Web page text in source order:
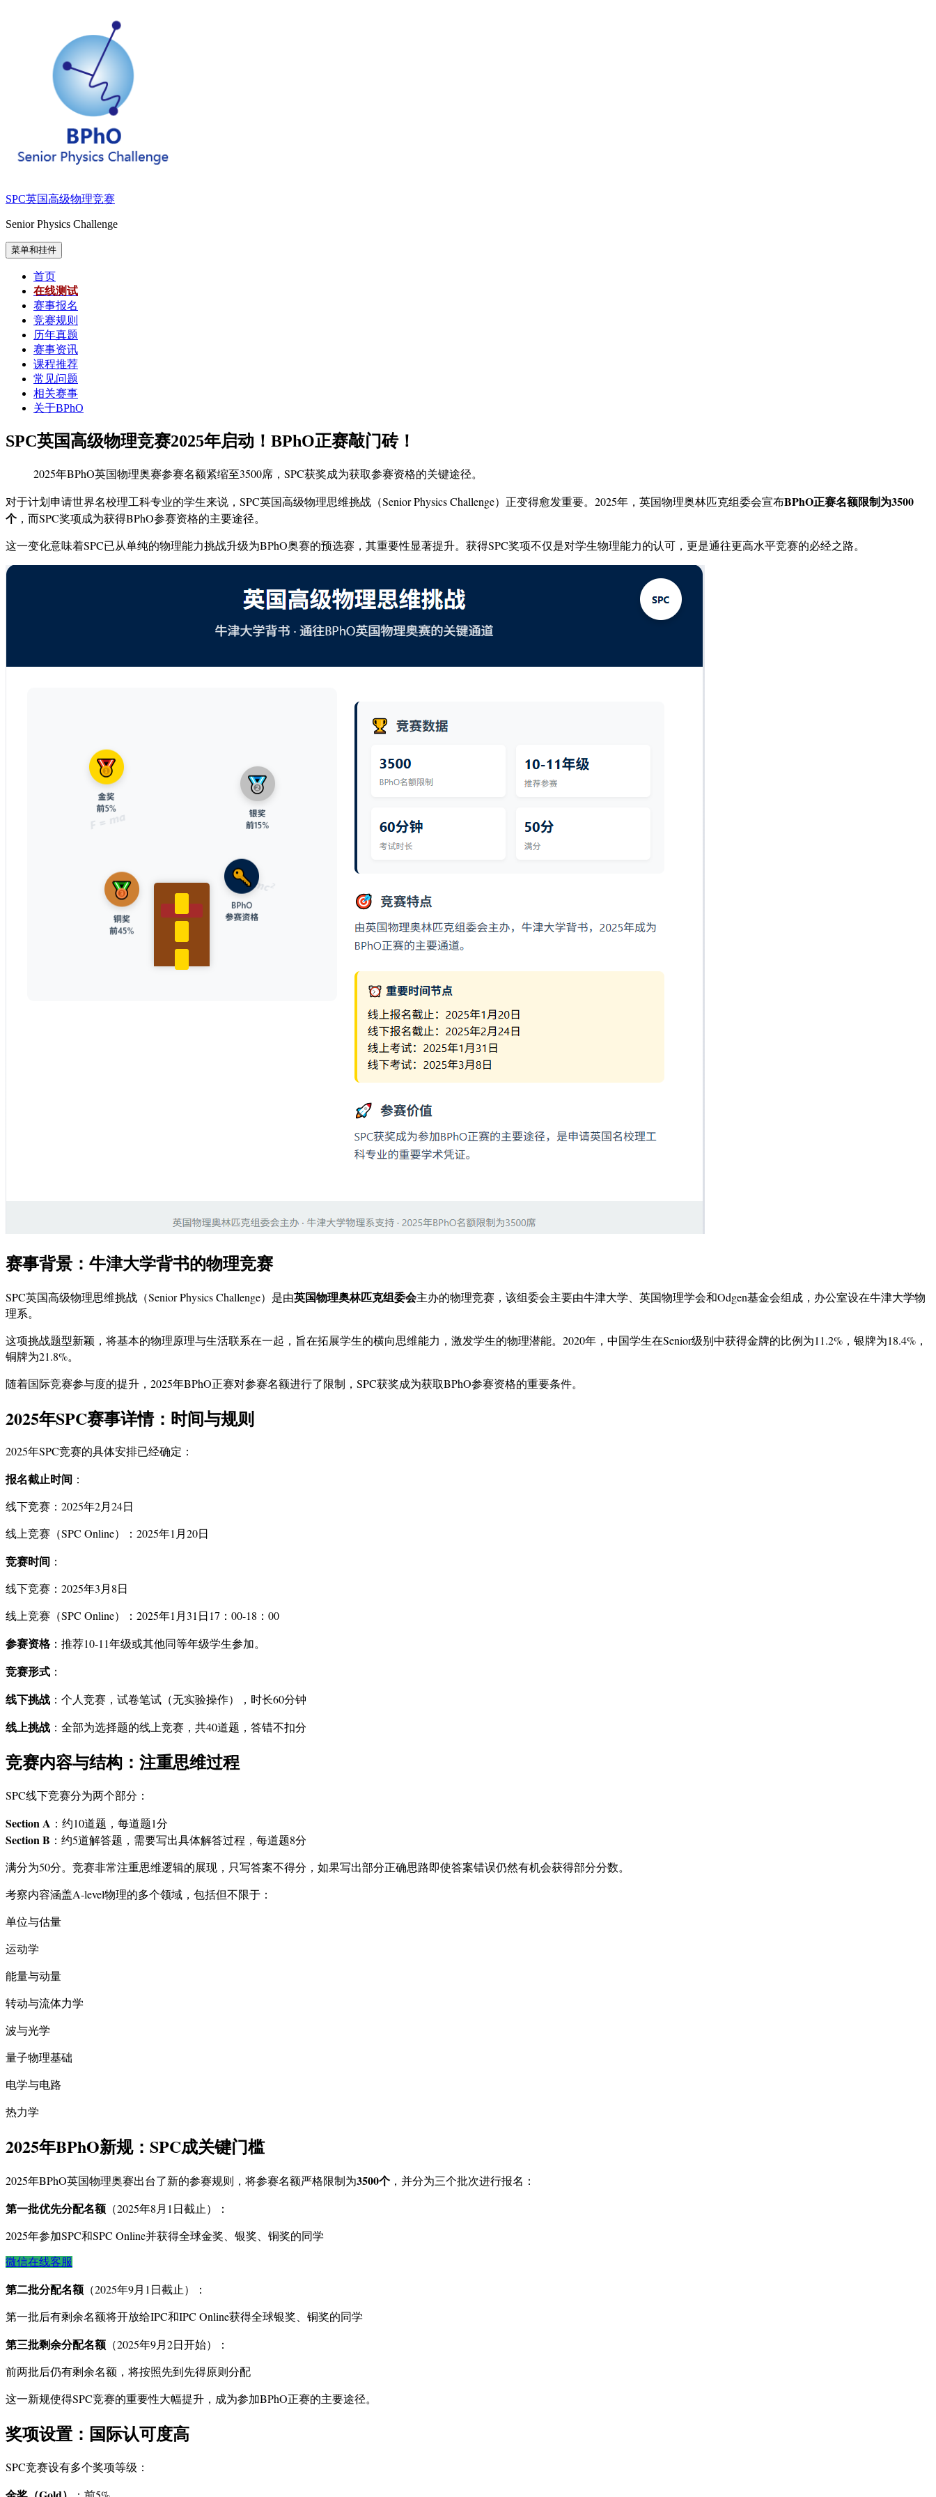
SPC英国高级物理竞赛
Senior Physics Challenge
菜单和挂件
首页
在线测试
赛事报名
竞赛规则
历年真题
赛事资讯
课程推荐
常见问题
相关赛事
关于BPhO
SPC英国高级物理竞赛2025年启动！BPhO正赛敲门砖！
2025年BPhO英国物理奥赛参赛名额紧缩至3500席，SPC获奖成为获取参赛资格的关键途径。
对于计划申请世界名校理工科专业的学生来说，SPC英国高级物理思维挑战（Senior Physics Challenge）正变得愈发重要。2025年，英国物理奥林匹克组委会宣布BPhO正赛名额限制为3500
个 ，而SPC奖项成为获得BPhO参赛资格的主要途径。
这一变化意味着SPC已从单纯的物理能力挑战升级为BPhO奥赛的预选赛，其重要性显著提升。获得SPC奖项不仅是对学生物理能力的认可，更是通往更高水平竞赛的必经之路。
赛事背景：牛津大学背书的物理竞赛
SPC英国高级物理思维挑战（Senior Physics Challenge）是由英国物理奥林匹克组委会主办的物理竞赛，该组委会主要由牛津大学、英国物理学会和Odgen基金会组成，办公室设在牛津大学物
理系。
这项挑战题型新颖，将基本的物理原理与生活联系在一起，旨在拓展学生的横向思维能力，激发学生的物理潜能。2020年，中国学生在Senior级别中获得金牌的比例为11.2%，银牌为18.4%，
铜牌为21.8%。
随着国际竞赛参与度的提升，2025年BPhO正赛对参赛名额进行了限制，SPC获奖成为获取BPhO参赛资格的重要条件。
2025年SPC赛事详情：时间与规则
2025年SPC竞赛的具体安排已经确定：
报名截止时间 ：
线下竞赛：2025年2月24日
线上竞赛（SPC Online）：2025年1月20日
竞赛时间 ：
线下竞赛：2025年3月8日
线上竞赛（SPC Online）：2025年1月31日17：00-18：00
参赛资格：推荐10-11年级或其他同等年级学生参加。
竞赛形式 ：
线下挑战 ：个人竞赛，试卷笔试（无实验操作），时长60分钟
线上挑战 ：全部为选择题的线上竞赛，共40道题，答错不扣分
竞赛内容与结构：注重思维过程
SPC线下竞赛分为两个部分：
Section A ：约10道题，每道题1分
Section B ：约5道解答题，需要写出具体解答过程，每道题8分
满分为50分。竞赛非常注重思维逻辑的展现，只写答案不得分，如果写出部分正确思路即使答案错误仍然有机会获得部分分数。
考察内容涵盖A-level物理的多个领域，包括但不限于：
单位与估量
运动学
能量与动量
转动与流体力学
波与光学
量子物理基础
电学与电路
热力学
2025年BPhO新规：SPC成关键门槛
2025年BPhO英国物理奥赛出台了新的参赛规则，将参赛名额严格限制为3500个 ，并分为三个批次进行报名：
第一批优先分配名额 （2025年8月1日截止）：
2025年参加SPC和SPC Online并获得全球金奖、银奖、铜奖的同学
微信在线客服
第二批分配名额 （2025年9月1日截止）：
第一批后有剩余名额将开放给IPC和IPC Online获得全球银奖、铜奖的同学
第三批剩余分配名额 （2025年9月2日开始）：
前两批后仍有剩余名额，将按照先到先得原则分配
这一新规使得SPC竞赛的重要性大幅提升，成为参加BPhO正赛的主要途径。
奖项设置：国际认可度高
SPC竞赛设有多个奖项等级：